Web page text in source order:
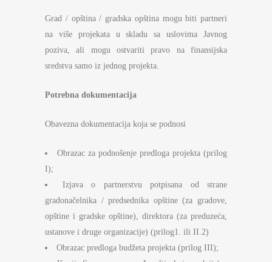
Grad / opština / gradska opština mogu biti partneri
na više projekata u skladu sa uslovima Javnog
poziva, ali mogu ostvariti pravo na finansijska
sredstva samo iz jednog projekta.
Potrebna dokumentacija
Obavezna dokumentacija koja se podnosi
Obrazac za podnošenje predloga projekta (prilog
I);
Izjava o partnerstvu potpisana od strane
gradonačelnika / predsednika opštine (za gradove,
opštine i gradske opštine), direktora (za preduzeća,
ustanove i druge organizacije) (prilog1. ili II.2)
Obrazac predloga budžeta projekta (prilog III);